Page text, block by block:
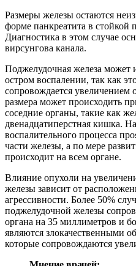
Размеры железы остаются
форме панкреатита в стойкой
Диагностика в этом случае
вирсунгова канала.
Поджелудочная железа может
остром воспалении, так как
сопровождается увеличением
размера может происходить
соседние органы, такие как
двенадцатиперстная кишка.
воспалительного процесса
части железы, а по мере
происходит на всем органе.
Влияние опухоли на
железы зависит от
агрессивности. Более 50%
поджелудочной железы
органа на 35 миллиметров и
являются злокачественными
которые сопровождаются